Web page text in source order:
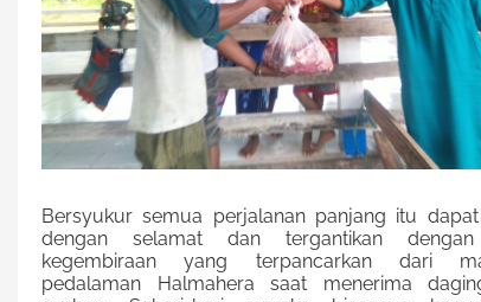
Bersyukur semua perjalanan panjang itu
dengan selamat dan tergantikan
kegembiraan yang terpancarkan dari
pedalaman Halmahera saat menerima